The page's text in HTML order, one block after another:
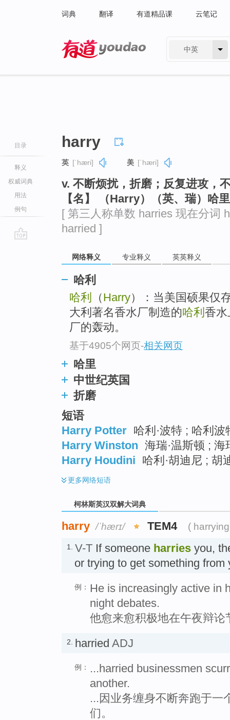
词典 翻译 有道精品课 云笔记
中英
目录
释义
权威词典
用法
例句
harry
英 [ˈhæri] 美 [ˈhæri]
v. 不断烦扰，折磨；反复进攻，
【名】 （Harry）（英、瑞）哈
[ 第三人称单数 harries 现在分词
harried ]
网络释义 专业释义 英英释义
哈利
哈利
（Harry）：当美国硕果仅
大利著名香水厂制造的哈利 香
厂的轰动。
基于4905个网页-相关网页
哈里
中世纪英国
折磨
短语
Harry Potter 哈利·波特 ; 哈利
Harry Winston 海瑞·温斯顿 ;
Harry Houdini 哈利·胡迪尼 ; 胡
更多网络短语
柯林斯英汉双解大词典
harry /ˈhærɪ/ TEM4 (
1. V-T If someone harries you,
or trying to get something
例： He is increasingly active in
night debates.
他愈来愈积极地在午夜辩
2. harried ADJ
例：
...harried businessmen
another.
...因业务缠身不断奔跑于一
们。